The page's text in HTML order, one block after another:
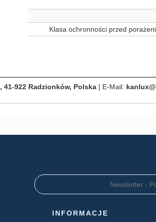
Klasa ochronności przed
41-922 Radzionków, Polska | E-Mail:
INFORMACJE